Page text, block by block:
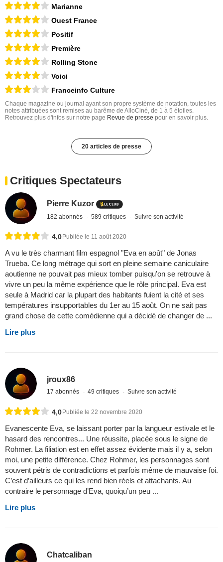
Marianne
Ouest France
Positif
Première
Rolling Stone
Voici
Franceinfo Culture
Chaque magazine ou journal ayant son propre système de notation, toutes les
notes attribuées sont remises au barême de AlloCiné, de 1 à 5 étoiles.
Retrouvez plus d'infos sur notre page Revue de presse pour en savoir plus.
20 articles de presse
Critiques Spectateurs
Pierre Kuzor
182 abonnés 589 critiques Suivre son activité
4,0 Publiée le 11 août 2020
A vu le très charmant film espagnol "Eva en août" de Jonas
Trueba. Ce long métrage qui sort en pleine semaine caniculaire
aoutienne ne pouvait pas mieux tomber puisqu'on se retrouve à
vivre un peu la même expérience que le rôle principal. Eva est
seule à Madrid car la plupart des habitants fuient la cité et ses
températures insupportables du 1er au 15 août. On ne sait pas
grand chose de cette comédienne qui a décidé de changer de ...
Lire plus
jroux86
17 abonnés 49 critiques Suivre son activité
4,0 Publiée le 22 novembre 2020
Evanescente Eva, se laissant porter par la langueur estivale et le
hasard des rencontres... Une réussite, placée sous le signe de
Rohmer. La filiation est en effet assez évidente mais il y a, selon
moi, une petite différence. Chez Rohmer, les personnages sont
souvent pétris de contradictions et parfois même de mauvaise foi.
C’est d’ailleurs ce qui les rend bien réels et attachants. Au
contraire le personnage d’Eva, quoiqu’un peu ...
Lire plus
Chatcaliban